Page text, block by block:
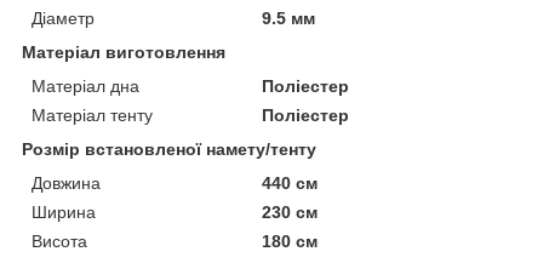
Діаметр
9.5 мм
Матеріал виготовлення
Матеріал дна
Поліестер
Матеріал тенту
Поліестер
Розмір встановленої намету/тенту
Довжина
440 см
Ширина
230 см
Висота
180 см